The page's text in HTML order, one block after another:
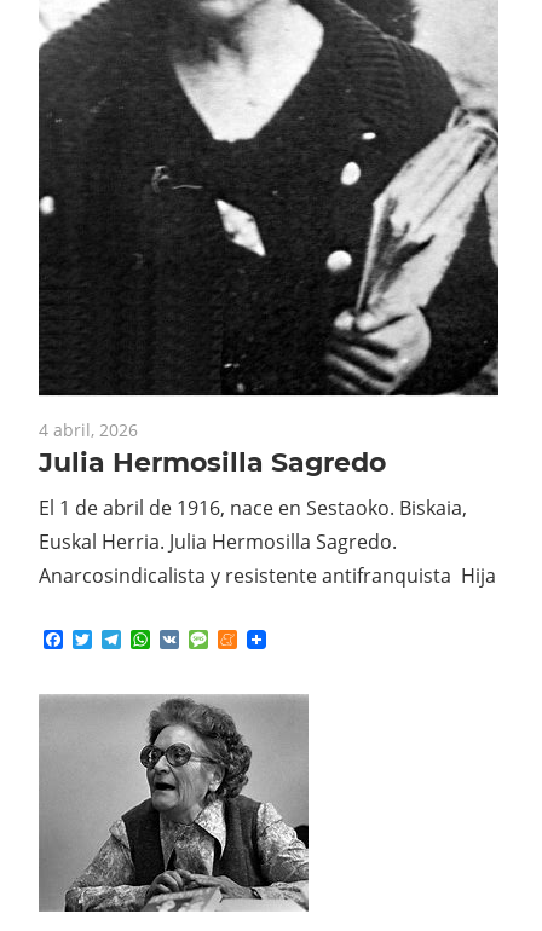
4 abril, 2026
Julia Hermosilla Sagredo
El 1 de abril de 1916, nace en Sestaoko. Biskaia,
Euskal Herria. Julia Hermosilla Sagredo.
Anarcosindicalista y resistente antifranquista Hija
Facebook
TwitterTelegram
WhatsApp
VK MessageMeneame